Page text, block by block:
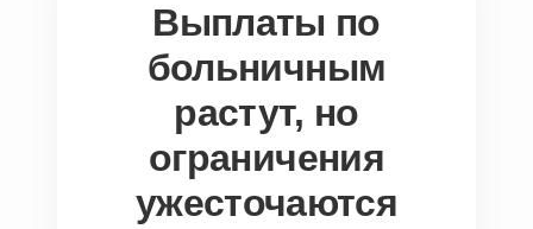
Выплаты по
больничным
растут, но
ограничения
ужесточаются